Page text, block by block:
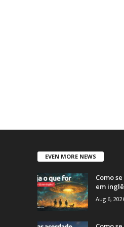
EVEN MORE NEWS
Como
em
Aug 6,